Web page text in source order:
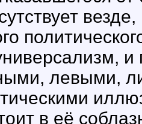
левыми,
в её